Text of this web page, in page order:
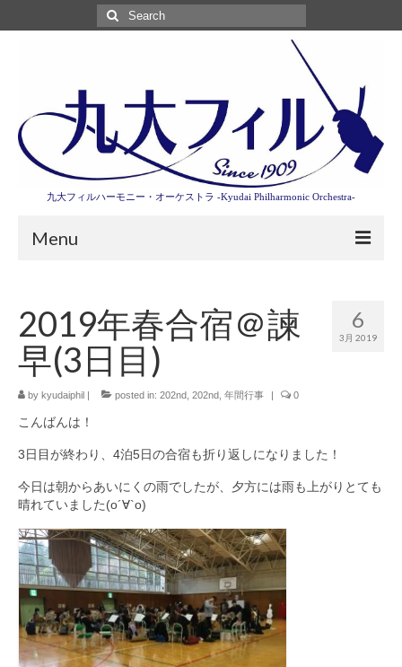
Search
for:
九大フィルハーモニー・オーケストラ -Kyudai Philharmonic Orchestra-
Menu
演奏会情報
卒業記念演奏会2027
九大フィルとは
九大フィルの歴史
演奏会の歴史
出張演奏
九大フィル特集ページ
団員専用ページ
6
3月 2019
2019年春合宿＠諫
早(3日目)
by kyudaiphil posted in: 202nd 202nd 年間行事 0
こんばんは！
3日目が終わり、4泊5日の合宿も折り返しになりました！
今日は朝からあいにくの雨でしたが、夕方には雨も上がりとても
晴れていました(о´∀`о)